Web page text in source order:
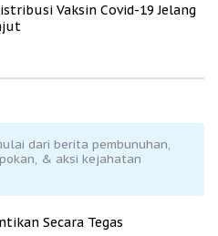
Vaksin Covid-19 Jelang
dari berita pembunuhan,
& aksi kejahatan
Secara Tegas